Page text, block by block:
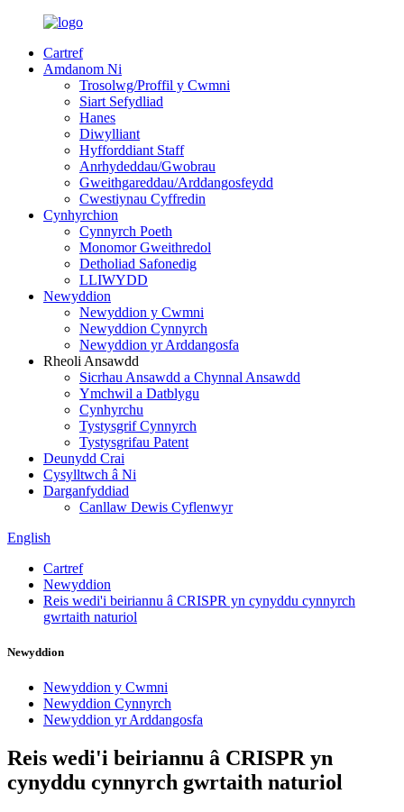
Cartref
Amdanom Ni
Trosolwg/Proffil y Cwmni
Siart Sefydliad
Hanes
Diwylliant
Hyfforddiant Staff
Anrhydeddau/Gwobrau
Gweithgareddau/Arddangosfeydd
Cwestiynau Cyffredin
Cynhyrchion
Cynnyrch Poeth
Monomor Gweithredol
Detholiad Safonedig
LLIWYDD
Newyddion
Newyddion y Cwmni
Newyddion Cynnyrch
Newyddion yr Arddangosfa
Rheoli Ansawdd
Sicrhau Ansawdd a Chynnal Ansawdd
Ymchwil a Datblygu
Cynhyrchu
Tystysgrif Cynnyrch
Tystysgrifau Patent
Deunydd Crai
Cysylltwch â Ni
Darganfyddiad
Canllaw Dewis Cyflenwyr
English
Cartref
Newyddion
Reis wedi'i beiriannu â CRISPR yn cynyddu cynnyrch
gwrtaith naturiol
Newyddion
Newyddion y Cwmni
Newyddion Cynnyrch
Newyddion yr Arddangosfa
Reis wedi'i beiriannu â CRISPR yn
cynyddu cynnyrch gwrtaith naturiol